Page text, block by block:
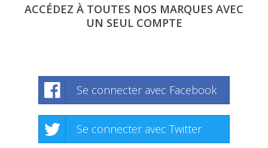
ACCÉDEZ À TOUTES NOS MARQUES AVEC
UN SEUL COMPTE
Se connecter avec Facebook
Se connecter avec Twitter